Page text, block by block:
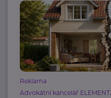
Reklama
Advokátní kancelář